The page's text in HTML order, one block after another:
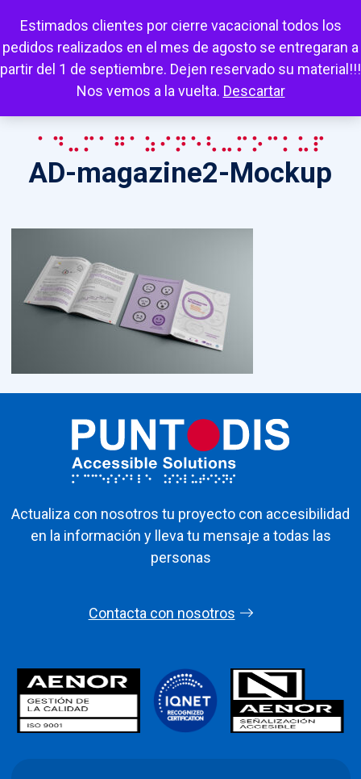
Estimados clientes por cierre vacacional todos los
pedidos realizados en el mes de agosto se entregaran a
partir del 1 de septiembre. Dejen reservado su material!!!
Nos vemos a la vuelta. Descartar
Mi cuenta Carrito Favoritos Escuchar
AD-magazine2-Mockup
AD-magazine2-Mockup
Actualiza con nosotros tu proyecto con accesibilidad
en la información y lleva tu mensaje a todas las
personas
Contacta con nosotros